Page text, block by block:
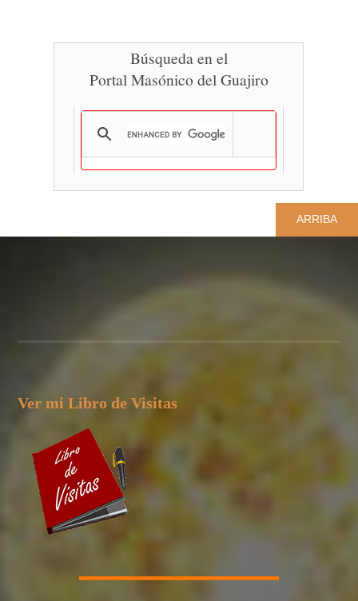
Búsqueda en el
Portal Masónico del Guajiro
ARRIBA
Ver mi Libro de Visitas